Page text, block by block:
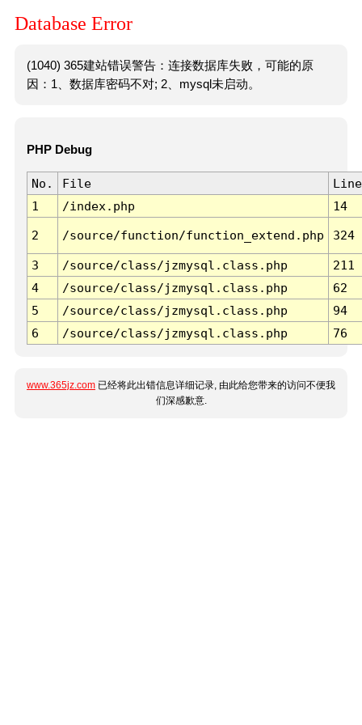
Database Error
(1040) 365建站错误警告：连接数据库失败，可能的原
因：1、数据库密码不对; 2、mysql未启动。
PHP Debug
No. File
Line
1
/index.php 14
2 /source/function/function_extend.php 324
3 /source/class/jzmysql.class.php
211
4
/source/class/jzmysql.class.php
62
5
/source/class/jzmysql.class.php
94
6
/source/class/jzmysql.class.php 76
www.365jz.com 已经将此出错信息详细记录, 由此给您带来的访问不便我
们深感歉意.